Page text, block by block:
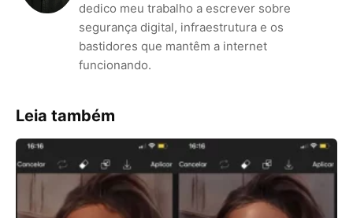
dedico meu trabalho a escrever sobre
segurança digital, infraestrutura e os
bastidores que mantêm a internet
funcionando.
Leia também